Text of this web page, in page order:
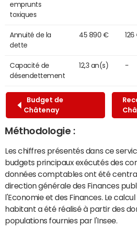
emprunts
toxiques
Annuité de la
dette
45 890 € 126
Capacité de
désendettement
12,3 an(s) -
Budget de
Châtenay
Méthodologie :
Les chiffres présentés dans ce
budgets principaux exécutés des
données comptables ont été
direction générale des Finances
l'Economie et des Finances. Le
habitant a été réalisé à partir des
populations fournies par l'Insee.